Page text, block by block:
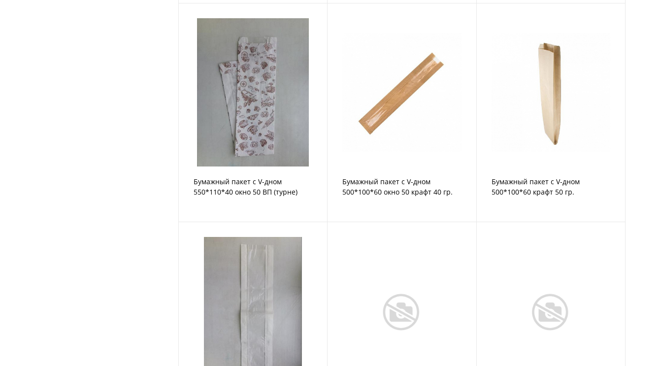
Бумажный пакет с V-дном
550*110*40 окно 50 ВП (турне)
Бумажный пакет с V-дном
500*100*60 окно 50 крафт 40 гр.
Бумажный пакет с V-дном
500*100*60 крафт 50 гр.